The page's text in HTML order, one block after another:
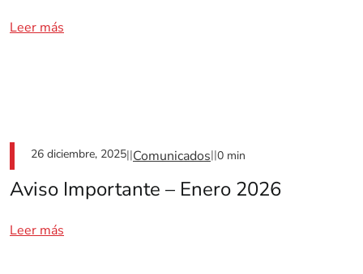
Leer más
26 diciembre, 2025||Comunicados||0 min
Aviso Importante – Enero 2026
Leer más